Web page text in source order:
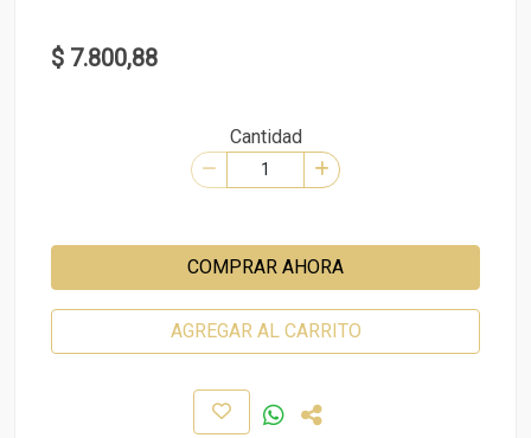
$ 7.800,88
Cantidad
COMPRAR AHORA
AGREGAR AL CARRITO